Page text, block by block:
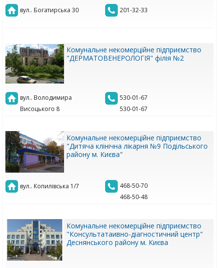
вул.. Богатирська 30 201-32-33
Комунальне некомерційне підприємство
"ДЕРМАТОВЕНЕРОЛОГІЯ" філія №2
вул.. Володимира
Висоцького 8
530-01-67
530-01-67
Комунальне некомерційне підприємство
"Дитяча клінічна лікарня №9 Подільського
району м. Києва"
вул.. Копилівська 1/7
468-50-70
468-50-48
Комунальне некомерційне підприємство
"Консультатаивно-діагностичний центр"
Деснянського району м. Києва